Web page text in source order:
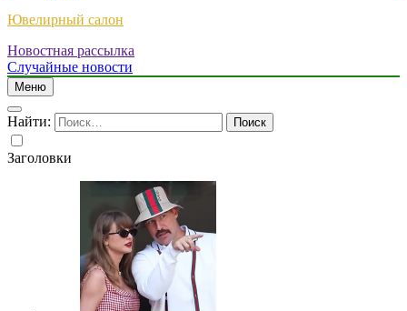
Ювелирный салон
Новостная рассылка
Случайные новости
Меню
Найти:
Заголовки